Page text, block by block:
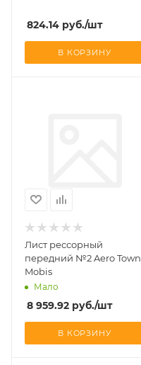
824.14 руб./шт
В КОРЗИНУ
Лист рессорный
передний №2 Aero Town
Mobis
Мало
8 959.92 руб./шт
В КОРЗИНУ